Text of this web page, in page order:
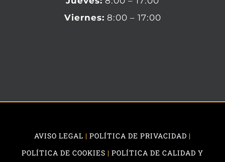
Viernes: 8:00 – 17:00
AVISO LEGAL | POLÍTICA DE PRIVACIDAD |
POLÍTICA DE COOKIES | POLÍTICA DE CALIDAD Y